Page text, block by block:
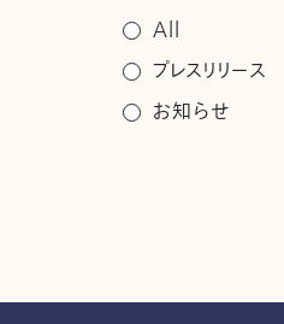
All
プレスリリース
お知らせ